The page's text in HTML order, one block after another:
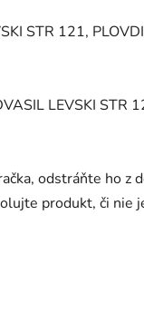
STR 121,
LEVSKI STR
odstráňte ho z
produkt, či nie